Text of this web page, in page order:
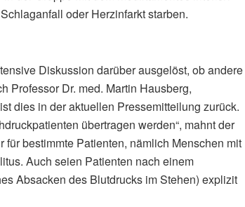
oder Herzinfarkt starben.
Diskussion darüber ausgelöst, ob andere
Professor Dr. med. Martin Hausberg,
dies in der aktuellen Pressemitteilung zurück.
übertragen werden“, mahnt der
bestimmte Patienten, nämlich Menschen mit
Auch seien Patienten nach einem
Absacken des Blutdrucks im Stehen) explizit